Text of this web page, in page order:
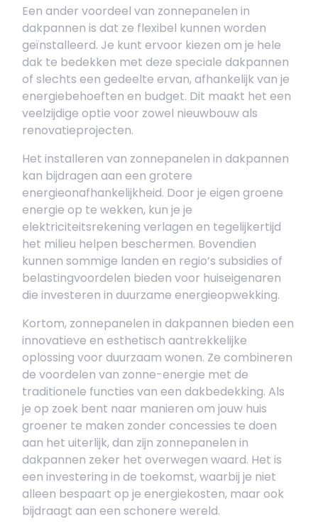
Een ander voordeel van zonnepanelen in
dakpannen is dat ze flexibel kunnen worden
geïnstalleerd. Je kunt ervoor kiezen om je hele
dak te bedekken met deze speciale dakpannen
of slechts een gedeelte ervan, afhankelijk van je
energiebehoeften en budget. Dit maakt het een
veelzijdige optie voor zowel nieuwbouw als
renovatieprojecten.
Het installeren van zonnepanelen in dakpannen
kan bijdragen aan een grotere
energieonafhankelijkheid. Door je eigen groene
energie op te wekken, kun je je
elektriciteitsrekening verlagen en tegelijkertijd
het milieu helpen beschermen. Bovendien
kunnen sommige landen en regio’s subsidies of
belastingvoordelen bieden voor huiseigenaren
die investeren in duurzame energieopwekking.
Kortom, zonnepanelen in dakpannen bieden een
innovatieve en esthetisch aantrekkelijke
oplossing voor duurzaam wonen. Ze combineren
de voordelen van zonne-energie met de
traditionele functies van een dakbedekking. Als
je op zoek bent naar manieren om jouw huis
groener te maken zonder concessies te doen
aan het uiterlijk, dan zijn zonnepanelen in
dakpannen zeker het overwegen waard. Het is
een investering in de toekomst, waarbij je niet
alleen bespaart op je energiekosten, maar ook
bijdraagt aan een schonere wereld.